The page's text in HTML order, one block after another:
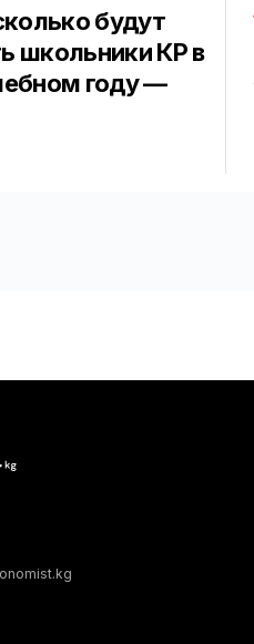
будут
школьники КР в
году —